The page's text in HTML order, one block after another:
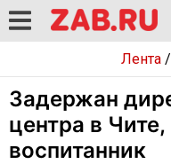
Лента/
Задержан
центра в
воспитанник